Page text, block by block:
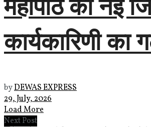
कार्यकारिणी का
byDEWAS EXPRESS
29, July, 2026
Load More
Next Post